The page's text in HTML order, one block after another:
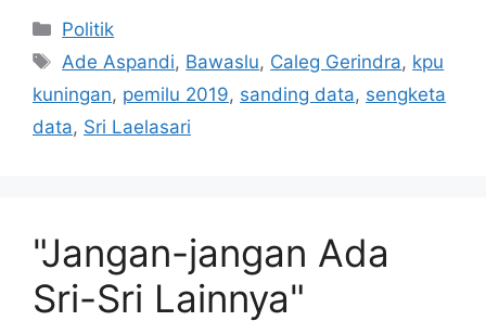
Kategori
Politik
Tag
Ade Aspandi, Bawaslu, Caleg Gerindra, kpu
kuningan, pemilu 2019, sanding data, sengketa
data, Sri Laelasari
"Jangan-jangan Ada
Sri-Sri Lainnya"